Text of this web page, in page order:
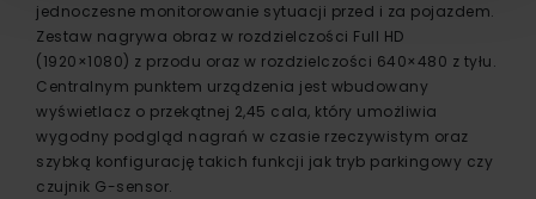
jednoczesne monitorowanie sytuacji przed i za pojazdem.
Zestaw nagrywa obraz w rozdzielczości Full HD
(1920×1080) z przodu oraz w rozdzielczości 640×480 z tyłu.
Centralnym punktem urządzenia jest wbudowany
wyświetlacz o przekątnej 2,45 cala, który umożliwia
wygodny podgląd nagrań w czasie rzeczywistym oraz
szybką konfigurację takich funkcji jak tryb parkingowy czy
czujnik G-sensor.